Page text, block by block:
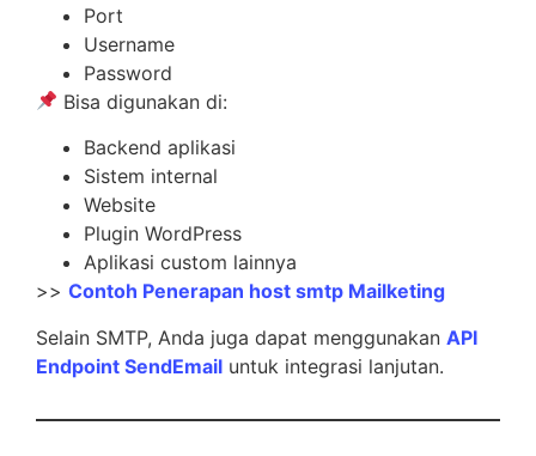
Port
Username
Password
Bisa digunakan di:
Backend aplikasi
Sistem internal
Website
Plugin WordPress
Aplikasi custom lainnya
>> Contoh Penerapan host smtp Mailketing
Selain SMTP, Anda juga dapat menggunakan API
Endpoint SendEmail untuk integrasi lanjutan.